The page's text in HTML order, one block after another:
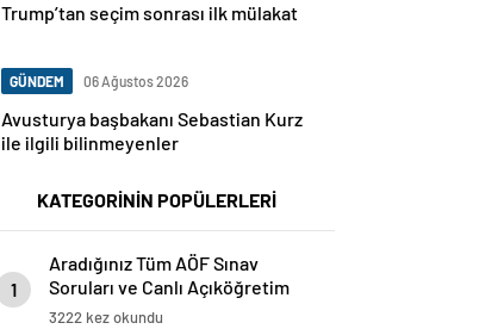
Trump’tan seçim sonrası ilk mülakat
GÜNDEM 06 Ağustos 2026
Avusturya başbakanı Sebastian Kurz
ile ilgili bilinmeyenler
KATEGORİNİN POPÜLERLERİ
1
Aradığınız Tüm AÖF Sınav
Soruları ve Canlı Açıköğretim
Forumu Burada
3222 kez okundu